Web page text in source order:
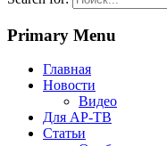
Primary Menu
Главная
Новости
Видео
Для АР-ТВ
Статьи